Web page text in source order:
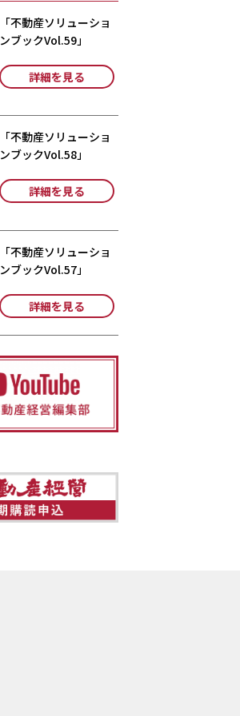
「不動産ソリューショ
ンブックVol.59」
詳細を見る
「不動産ソリューショ
ンブックVol.58」
詳細を見る
「不動産ソリューショ
ンブックVol.57」
詳細を見る